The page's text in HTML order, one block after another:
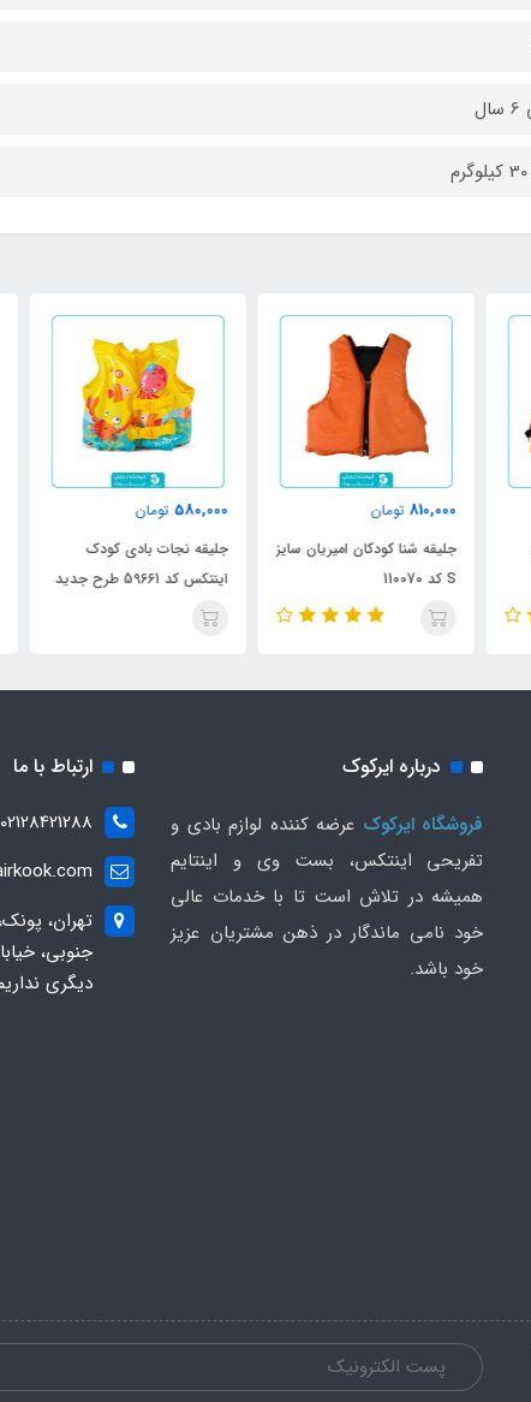
810,000 تومان
جلیقه شنا کودکان امیریان سایز
580,000 تومان
جلیقه نجات بادی کودک
اینتکس کد 59661 طرح جدید
درباره ایرکوک
فروشگاه ایرکوک عرضه کننده لوازم بادی و
تفریحی اینتکس، بست وی و اینتایم
همیشه در تلاش است تا با خدمات عالی
خود نامی ماندگار در ذهن مشتریان عزیز
خود باشد.
ارتباط با ما
02128421288
تهران،
دیگری